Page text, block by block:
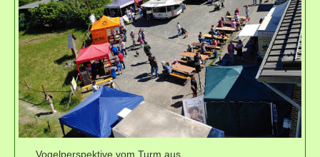
Vogelperspektive vom Turm aus